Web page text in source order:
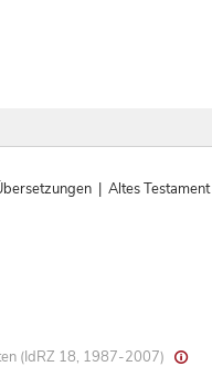
| Altes Testament
(IdRZ 18, 1987-2007)